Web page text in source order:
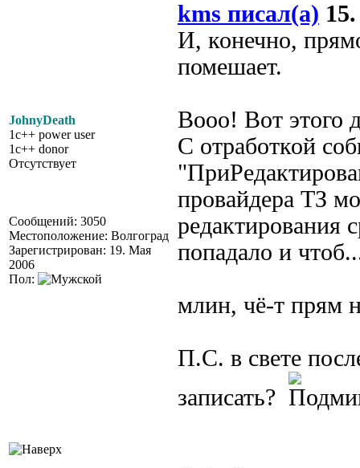
JohnyDeath
1c++ power user
1c++ donor
Отсутствует
Сообщений: 3050
Местоположение: Волгоград
Зарегистрирован: 19. Мая
2006
Пол:
kms писал(а)
И, конечно,
помешает.
Вооо! Вот этого
С отработкой
провайдера ТЗ
редактирования
попадало и
млин, чё-т прям
П.С. в свете
записать?